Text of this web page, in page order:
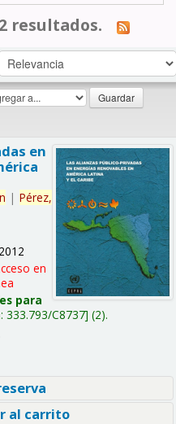
resultados.
en
| Pérez,
en
para
333.793/C8737 (2).
al carrito